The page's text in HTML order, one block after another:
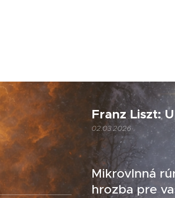
Franz Liszt:
02.03.2026
Mikrovlnná
hrozba pre